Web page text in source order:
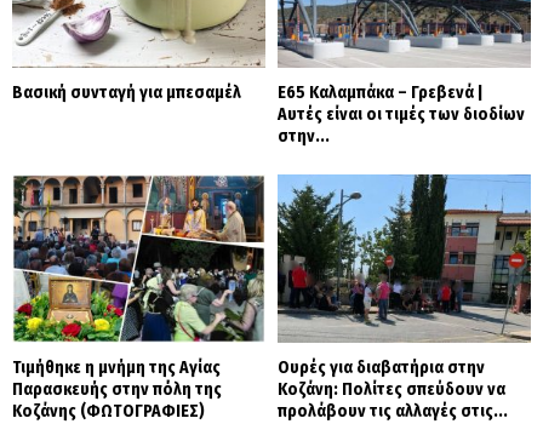
Βασική συνταγή για μπεσαμέλ
Ε65 Καλαμπάκα – Γρεβενά |
Αυτές είναι οι τιμές των διοδίων
στην...
Τιμήθηκε η μνήμη της Αγίας
Παρασκευής στην πόλη της
Κοζάνης (ΦΩΤΟΓΡΑΦΙΕΣ)
Ουρές για διαβατήρια στην
Κοζάνη: Πολίτες σπεύδουν να
προλάβουν τις αλλαγές στις...